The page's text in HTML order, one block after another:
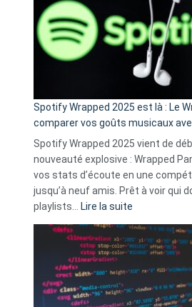
je
n’ai
pas
de
cash
»
Solly
change
la
vie
sans-
abri
en
3
secondes
Spotify Wrapped 2025 est là : Le
comparer vos goûts musicaux
Spotify Wrapped 2025 vient de
nouveauté explosive : Wrapped
vos stats d’écoute en une
jusqu’à neuf amis. Prêt à voir qui
playlists…
Lire la suite
Wrapped
2025
est
: